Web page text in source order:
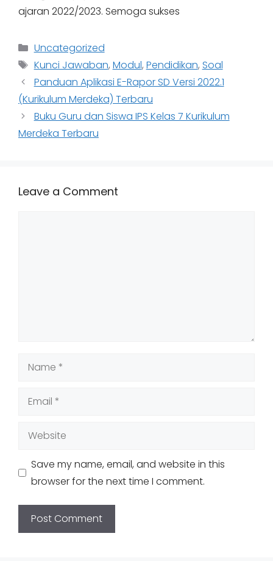
ajaran 2022/2023. Semoga sukses
Categories
Uncategorized
Tags
Kunci Jawaban, Modul, Pendidikan, Soal
Panduan Aplikasi E-Rapor SD Versi 2022.1
(Kurikulum Merdeka) Terbaru
Buku Guru dan Siswa IPS Kelas 7 Kurikulum
Merdeka Terbaru
Leave a Comment
Name
Email
Website
Save my name, email, and website in this
browser for the next time I comment.